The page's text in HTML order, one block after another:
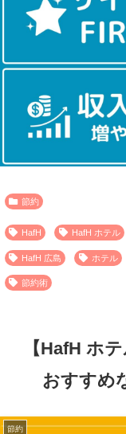
節約
HafH HafH ホテル
HafH 広島 ホテル
節約術
【HafH ホ
おすすめ
節約